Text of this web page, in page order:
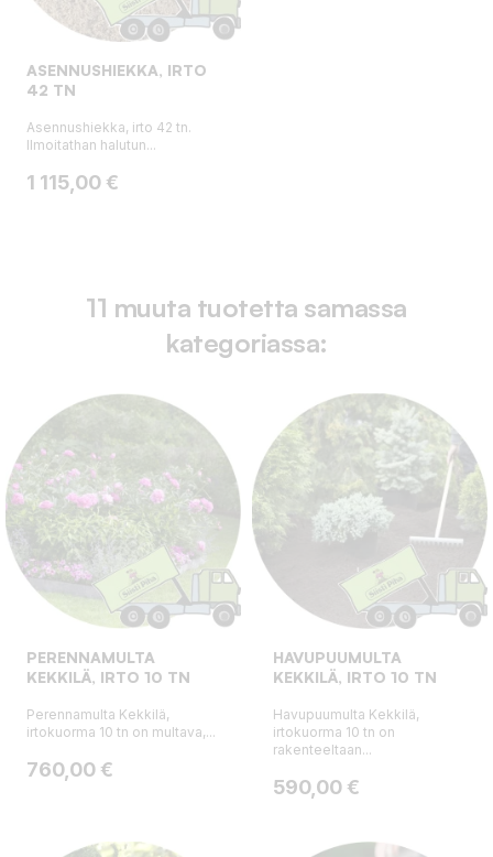
ASENNUSHIEKKA, IRTO
42 TN
Asennushiekka, irto 42 tn.
Ilmoitathan halutun...
Hinta
1 115,00 €
11 muuta tuotetta samassa
kategoriassa:
PERENNAMULTA
KEKKILÄ, IRTO 10 TN
Perennamulta Kekkilä,
irtokuorma 10 tn on multava,...
Hinta
760,00 €
HAVUPUUMULTA
KEKKILÄ, IRTO 10 TN
Havupuumulta Kekkilä,
irtokuorma 10 tn on
rakenteeltaan...
Hinta
590,00 €